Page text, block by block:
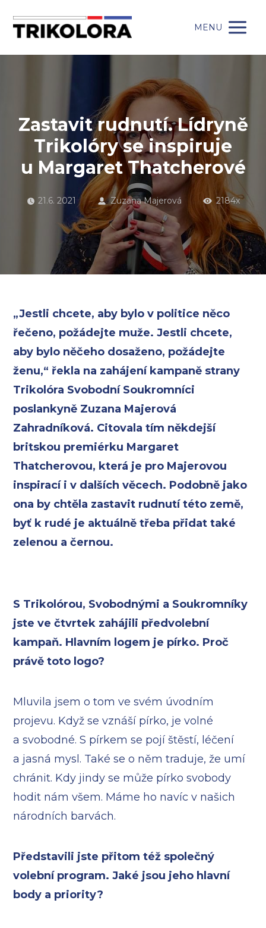
MENU
Zastavit rudnutí. Lídryně
Trikolóry se inspiruje
u Margaret Thatcherové
21.6. 2021 Zuzana Majerová 2184x
„Jestli chcete, aby bylo v politice něco
řečeno, požádejte muže. Jestli chcete,
aby bylo něčeho dosaženo, požádejte
ženu,“ řekla na zahájení kampaně strany
Trikolóra Svobodní Soukromníci
poslankyně Zuzana Majerová
Zahradníková. Citovala tím někdejší
britskou premiérku Margaret
Thatcherovou, která je pro Majerovou
inspirací i v dalších věcech. Podobně jako
ona by chtěla zastavit rudnutí této země,
byť k rudé je aktuálně třeba přidat také
zelenou a černou.
S Trikolórou, Svobodnými a Soukromníky
jste ve čtvrtek zahájili předvolební
kampaň. Hlavním logem je pírko. Proč
právě toto logo?
Mluvila jsem o tom ve svém úvodním
projevu. Když se vznáší pírko, je volné
a svobodné. S pírkem se pojí štěstí, léčení
a jasná mysl. Také se o něm traduje, že umí
chránit. Kdy jindy se může pírko svobody
hodit nám všem. Máme ho navíc v našich
národních barvách.
Představili jste přitom též společný
volební program. Jaké jsou jeho hlavní
body a priority?